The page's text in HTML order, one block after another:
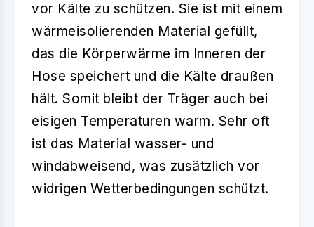
vor Kälte zu schützen. Sie ist mit einem
wärmeisolierenden Material gefüllt,
das die Körperwärme im Inneren der
Hose speichert und die Kälte draußen
hält. Somit bleibt der Träger auch bei
eisigen Temperaturen warm. Sehr oft
ist das Material wasser- und
windabweisend, was zusätzlich vor
widrigen Wetterbedingungen schützt.